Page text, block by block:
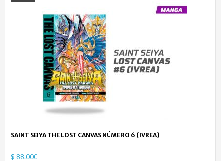
SAINT SEIYA THE LOST CANVAS NÚMERO 6 (IVREA)
$ 88.000